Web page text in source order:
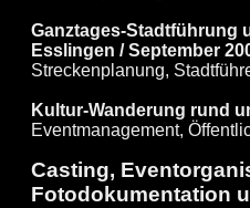
Ganztages-Stadtführung
Esslingen / September
Streckenplanung,
Kultur-Wanderung rund
Eventmanagement,
Casting,
Fotodokumentation